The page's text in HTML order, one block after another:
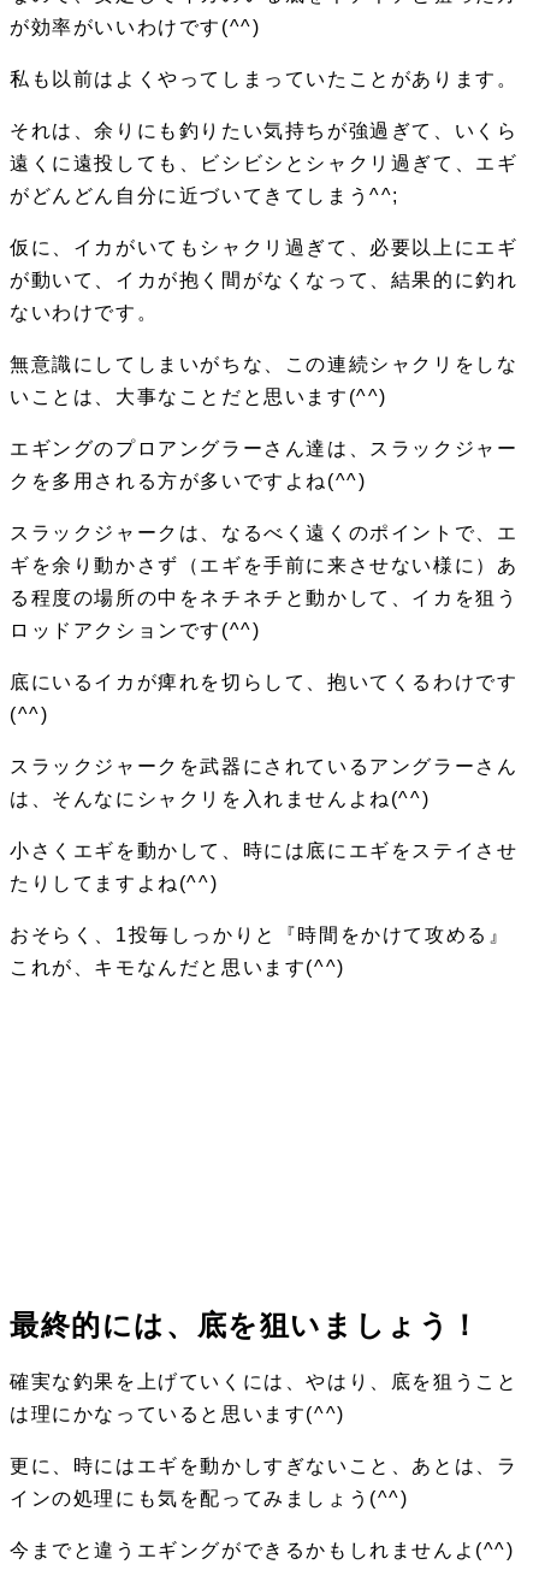
が効率がいいわけです(^^)
私も以前はよくやってしまっていたことがあります。
それは、余りにも釣りたい気持ちが強過ぎて、いくら
遠くに遠投しても、ビシビシとシャクリ過ぎて、エギ
がどんどん自分に近づいてきてしまう^^;
仮に、イカがいてもシャクリ過ぎて、必要以上にエギ
が動いて、イカが抱く間がなくなって、結果的に釣れ
ないわけです。
無意識にしてしまいがちな、この連続シャクリをしな
いことは、大事なこと だと思います(^^)
エギングのプロアングラーさん達は、スラックジャー
クを多用される方が多いですよね(^^)
スラックジャークは、なるべく遠くのポイントで、エ
ギを余り動かさず（エギを手前に来させない様に）あ
る程度の場所の中をネチネチと動かして、イカを狙う
ロッドアクションです(^^)
底にいるイカが痺れを切らして、抱いてくるわけです
(^^)
スラックジャークを武器にされているアングラーさん
は、そんなにシャクリを入れませんよね(^^)
小さくエギを動かして、時には底にエギをステイさせ
たりしてますよね(^^)
おそらく、1投毎しっかりと『時間をかけて攻める』
これが、キモなんだと思います(^^)
最終的には、底を狙いましょう！
確実な釣果を上げていくには、やはり、底を狙うこと
は理にかなっていると思います(^^)
更に、時にはエギを動かしすぎないこと、あとは、ラ
インの処理にも気を配ってみましょう(^^)
今までと違うエギングができるかもしれませんよ(^^)